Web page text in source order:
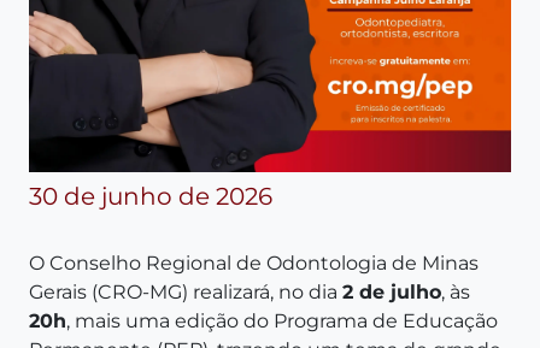
30 de junho de 2026
O Conselho Regional de Odontologia de Minas
Gerais (CRO-MG) realizará, no dia 2 de julho, às
20h, mais uma edição do Programa de Educação